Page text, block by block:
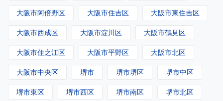
大阪市阿倍野区 大阪市住吉区 大阪市東住吉区
大阪市西成区 大阪市淀川区 大阪市鶴見区
大阪市住之江区 大阪市平野区 大阪市北区
大阪市中央区 堺市 堺市堺区 堺市中区
堺市東区 堺市西区 堺市南区 堺市北区